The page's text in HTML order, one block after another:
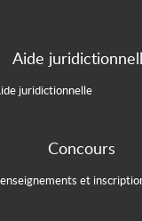
Aide
juridictionnelle
Concours
et